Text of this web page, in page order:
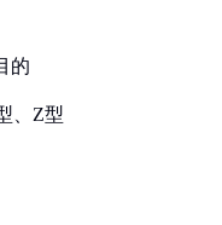
的
、Z型